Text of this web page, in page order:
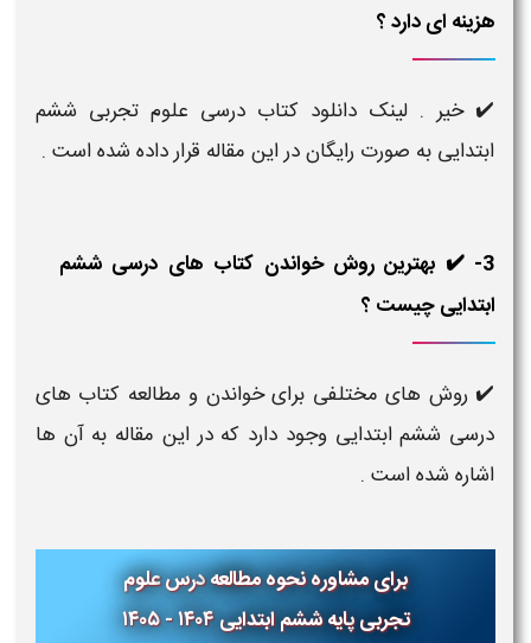
هزینه ای دارد ؟
✔️ خیر . لینک دانلود کتاب درسی علوم تجربی ششم
ابتدایی به صورت رایگان در این مقاله قرار داده شده است .
3- ✔️ بهترین روش خواندن کتاب های درسی ششم
ابتدایی چیست ؟
✔️ روش های مختلفی برای خواندن و مطالعه کتاب های
درسی ششم ابتدایی وجود دارد که در این مقاله به آن ها
اشاره شده است .
برای مشاوره نحوه مطالعهدرسعلوم
تجربیپایه ششم ابتدایی۱۴۰۴ - ۱۴۰۵